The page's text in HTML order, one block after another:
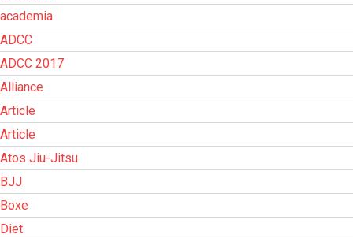
academia
ADCC
ADCC 2017
Alliance
Article
Article
Atos Jiu-Jitsu
BJJ
Boxe
Diet